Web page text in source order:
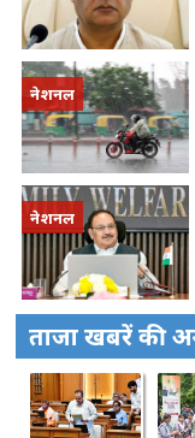
नेशनल
नेशनल
ताजा खबरें की